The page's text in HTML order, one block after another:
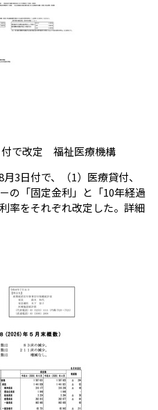
付で改定 福祉医療機構（会員
3日付で、（1）医療貸付、
の「固定金利」と「10年経過
率をそれぞれ改定した。詳細